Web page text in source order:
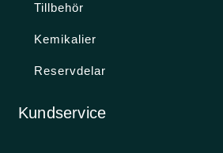
Tillbehör
Kemikalier
Reservdelar
Kundservice